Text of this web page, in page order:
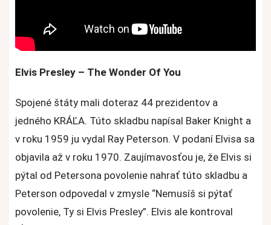
Elvis Presley – The Wonder Of You
Spojené štáty mali doteraz 44 prezidentov a
jedného KRÁĽA. Túto skladbu napísal Baker Knight a
v roku 1959 ju vydal Ray Peterson. V podaní Elvisa sa
objavila až v roku 1970. Zaujímavosťou je, že Elvis si
pýtal od Petersona povolenie nahrať túto skladbu a
Peterson odpovedal v zmysle “Nemusíš si pýtať
povolenie, Ty si Elvis Presley”. Elvis ale kontroval